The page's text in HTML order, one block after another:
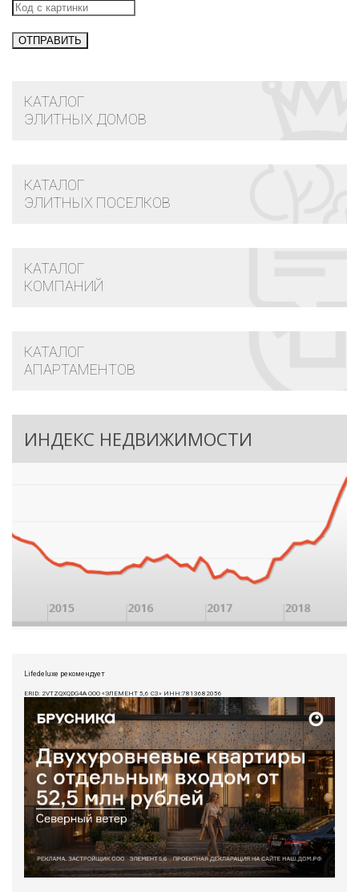
КАТАЛОГ
ЭЛИТНЫХ ДОМОВ
КАТАЛОГ
ЭЛИТНЫХ ПОСЕЛКОВ
КАТАЛОГ
КОМПАНИЙ
КАТАЛОГ
АПАРТАМЕНТОВ
ИНДЕКС НЕДВИЖИМОСТИ
Lifedeluxe рекомендует
ERID: 2VTZQXQDG4A ООО «ЭЛЕМЕНТ 5,6 СЗ» ИНН:7813682056